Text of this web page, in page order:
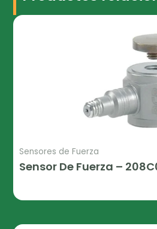
Sensores de Fuerza
Sensor De Fuerza –